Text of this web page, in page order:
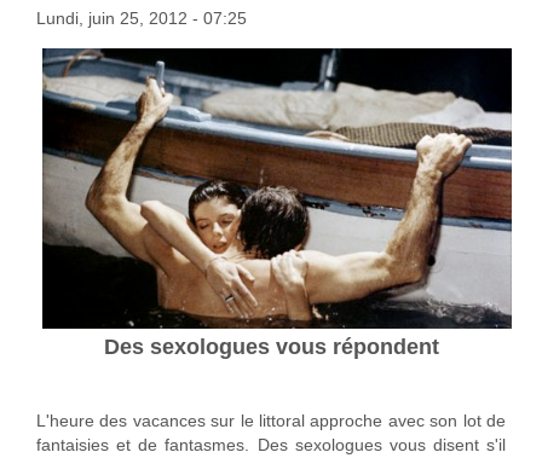
Lundi, juin 25, 2012 - 07:25
Des sexologues vous répondent
L'heure des vacances sur le littoral approche avec son lot de
fantaisies et de fantasmes. Des sexologues vous disent s'il